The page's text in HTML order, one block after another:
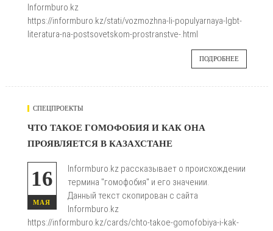
Informburo.kz
https://informburo.kz/stati/vozmozhna-li-populyarnaya-lgbt-
literatura-na-postsovetskom-prostranstve-.html
ПОДРОБНЕЕ
783

СПЕЦПРОЕКТЫ
ЧТО ТАКОЕ ГОМОФОБИЯ И КАК ОНА
ПРОЯВЛЯЕТСЯ В КАЗАХСТАНЕ
16
МАЯ
Informburo.kz рассказывает о происхождении
термина "гомофобия" и его значении.
Данный текст скопирован с сайта
Informburo.kz
https://informburo.kz/cards/chto-takoe-gomofobiya-i-kak-